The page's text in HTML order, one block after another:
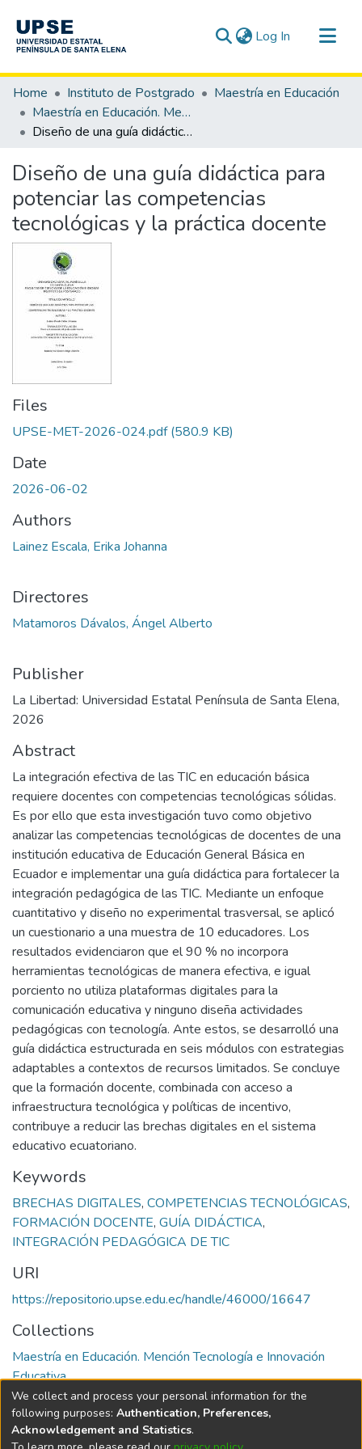
Log In (current)
Communities & Collections
All of DSpace
Statistics
Home Instituto de Postgrado
Maestría en Educación
Maestría en Educación. Mención Tecnología e Innovación Educativa
Diseño de una guía didáctica para potenciar las competencias tecnológicas y la práctica docente
Diseño de una guía didáctica para
potenciar las competencias
tecnológicas y la práctica docente
Files
UPSE-MET-2026-024.pdf(580.9 KB)
Date
2026-06-02
Authors
Lainez Escala, Erika Johanna
Directores
Matamoros Dávalos, Ángel Alberto
Publisher
La Libertad: Universidad Estatal Península de Santa Elena,
2026
Abstract
La integración efectiva de las TIC en educación básica
requiere docentes con competencias tecnológicas sólidas.
Es por ello que esta investigación tuvo como objetivo
analizar las competencias tecnológicas de docentes de una
institución educativa de Educación General Básica en
Ecuador e implementar una guía didáctica para fortalecer la
integración pedagógica de las TIC. Mediante un enfoque
cuantitativo y diseño no experimental trasversal, se aplicó
un cuestionario a una muestra de 10 educadores. Los
resultados evidenciaron que el 90 % no incorpora
herramientas tecnológicas de manera efectiva, e igual
porciento no utiliza plataformas digitales para la
comunicación educativa y ninguno diseña actividades
pedagógicas con tecnología. Ante estos, se desarrolló una
guía didáctica estructurada en seis módulos con estrategias
adaptables a contextos de recursos limitados. Se concluye
que la formación docente, combinada con acceso a
infraestructura tecnológica y políticas de incentivo,
contribuye a reducir las brechas digitales en el sistema
educativo ecuatoriano.
Keywords
BRECHAS DIGITALES, COMPETENCIAS TECNOLÓGICAS,
FORMACIÓN DOCENTE, GUÍA DIDÁCTICA,
INTEGRACIÓN PEDAGÓGICA DE TIC
URI
https://repositorio.upse.edu.ec/handle/46000/16647
Collections
Maestría en Educación. Mención Tecnología e Innovación
Educativa
Full item page
We collect and process your personal information for the
following purposes: Authentication, Preferences,
Acknowledgement and Statistics.